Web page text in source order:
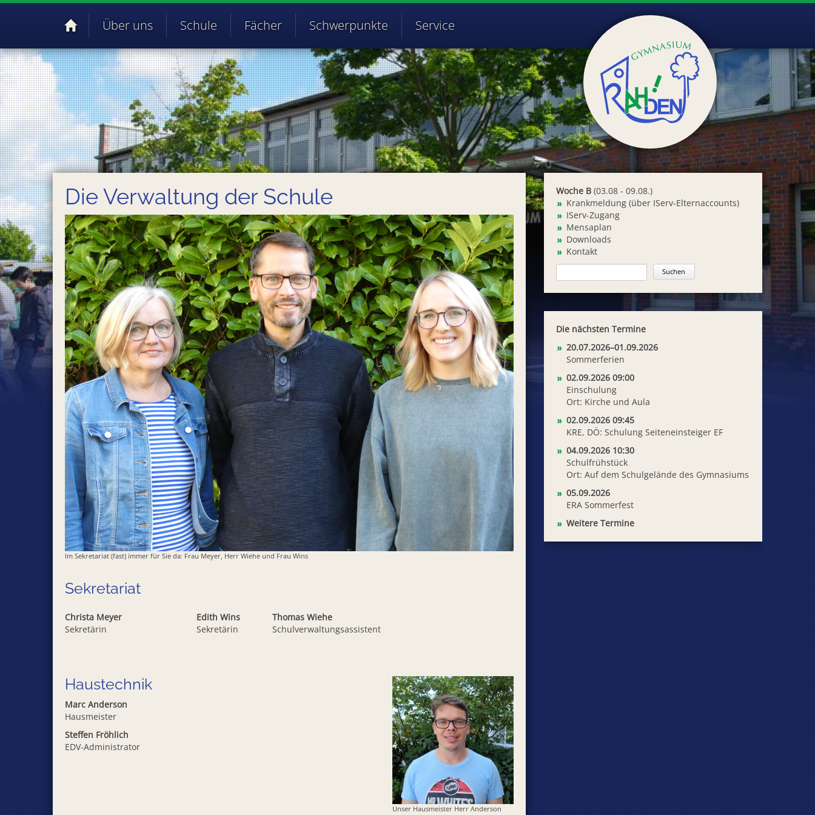
Über uns Schule Fächer Schwerpunkte Service
Woche B (03.08 - 09.08.)
Krankmeldung (über IServ-Elternaccounts)
IServ-Zugang
Mensaplan
Downloads
Kontakt
Die nächsten Termine
20.07.2026–01.09.2026
Sommerferien
02.09.2026 09:00
Einschulung
Ort: Kirche und Aula
02.09.2026 09:45
KRE, DÖ: Schulung Seiteneinsteiger EF
04.09.2026 10:30
Schulfrühstück
Ort: Auf dem Schulgelände des Gymnasiums
05.09.2026
ERA Sommerfest
Weitere Termine
Die Verwaltung der Schule
Im Sekretariat (fast) immer für Sie da: Frau Meyer, Herr Wiehe und Frau Wins
Sekretariat
Christa Meyer
Sekretärin
Edith Wins
Sekretärin
Thomas Wiehe
Schulverwaltungsassistent
Unser Hausmeister Herr Anderson
Haustechnik
Marc Anderson
Hausmeister
Steffen Fröhlich
EDV-Administrator